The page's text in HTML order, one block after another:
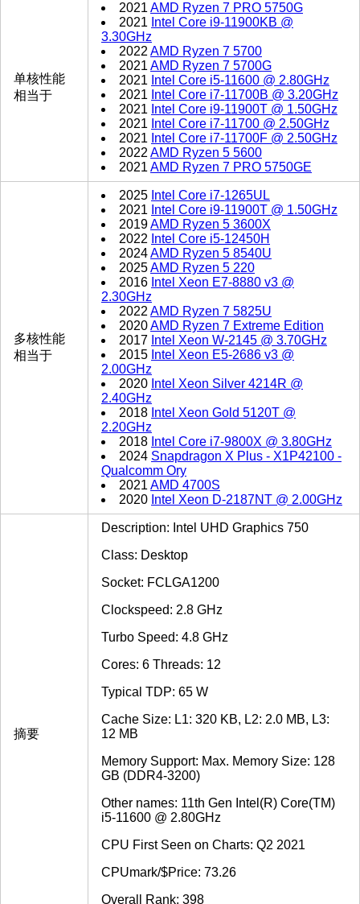
单核性能
相当于
2021AMD Ryzen 7 PRO 5750G
2021 Intel Core i9-11900KB @
3.30GHz
2022AMD Ryzen 7 5700
2021AMD Ryzen 7 5700G
2021 Intel Core i5-11600 @ 2.80GHz
2021 Intel Core i7-11700B @ 3.20GHz
2021 Intel Core i9-11900T @ 1.50GHz
2021 Intel Core i7-11700 @ 2.50GHz
2021 Intel Core i7-11700F @ 2.50GHz
2022AMD Ryzen 5 5600
2021AMD Ryzen 7 PRO 5750GE
多核性能
相当于
2025 Intel Core i7-1265UL
2021 Intel Core i9-11900T @ 1.50GHz
2019AMD Ryzen 5 3600X
2022 Intel Core i5-12450H
2024AMD Ryzen 5 8540U
2025AMD Ryzen 5 220
2016 Intel Xeon E7-8880 v3 @
2.30GHz
2022AMD Ryzen 7 5825U
2020AMD Ryzen 7 Extreme Edition
2017 Intel Xeon W-2145 @ 3.70GHz
2015 Intel Xeon E5-2686 v3 @
2.00GHz
2020 Intel Xeon Silver 4214R @
2.40GHz
2018 Intel Xeon Gold 5120T @
2.20GHz
2018 Intel Core i7-9800X @ 3.80GHz
2024 Snapdragon X Plus - X1P42100 -
Qualcomm Ory
2021AMD 4700S
2020 Intel Xeon D-2187NT @ 2.00GHz
摘要
Description: Intel UHD Graphics 750
Class: Desktop
Socket: FCLGA1200
Clockspeed: 2.8 GHz
Turbo Speed: 4.8 GHz
Cores: 6 Threads: 12
Typical TDP: 65 W
Cache Size: L1: 320 KB, L2: 2.0 MB, L3:
12 MB
Memory Support: Max. Memory Size: 128
GB (DDR4-3200)
Other names: 11th Gen Intel(R) Core(TM)
i5-11600 @ 2.80GHz
CPU First Seen on Charts: Q2 2021
CPUmark/$Price: 73.26
Overall Rank: 398